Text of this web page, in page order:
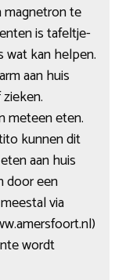
magnetron te
is tafeltje-
kan helpen.
aan huis
meteen eten.
kunnen dit
aan huis
door een
via
wordt